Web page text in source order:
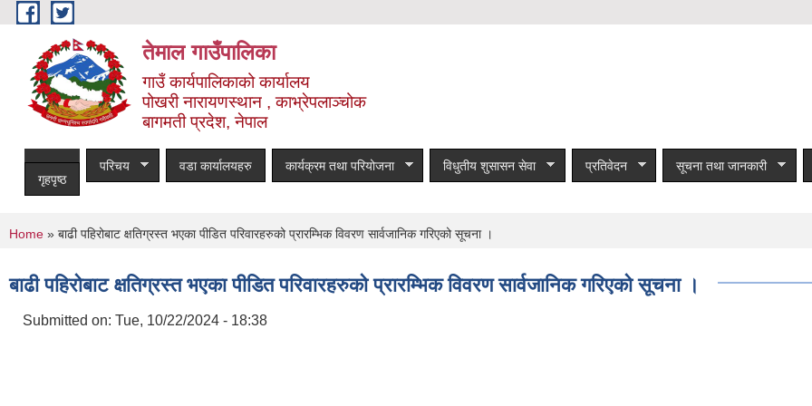
Skip to main content
तेमाल गाउँपालिका
गाउँ कार्यपालिकाको कार्यालय
पोखरी नारायणस्थान , काभ्रेपलाञ्चोक ‌‌‍‍‍‍‍‍
बागमती प्रदेश, नेपाल
गृहपृष्ठ
परिचय वडा कार्यालयहरु कार्यक्रम तथा परियोजना विधुतीय शुसासन सेवा प्रतिवेदन सूचना तथा जानकारी
You are here
Home » बाढी पहिरोबाट क्षतिग्रस्त भएका पीडित परिवारहरुको प्रारम्भिक विवरण सार्वजानिक गरिएको सूचना ।
बाढी पहिरोबाट क्षतिग्रस्त भएका पीडित परिवारहरुको प्रारम्भिक विवरण सार्वजानिक गरिएको सूचना ।
Submitted on: Tue, 10/22/2024 - 18:38